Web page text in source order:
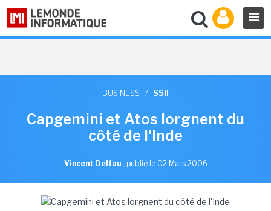
BUSINESS / SSII
Capgemini et Atos lorgnent du
côté de l'Inde
Vincent Delfau , publié le 02 Mars 2006